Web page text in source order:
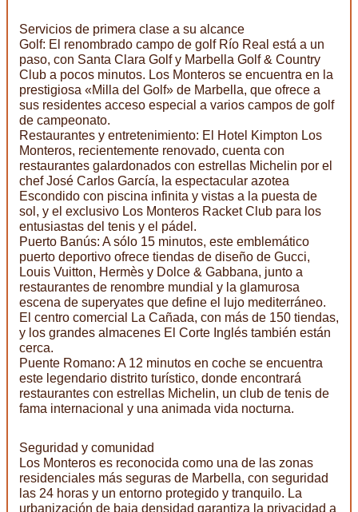
Servicios de primera clase a su alcance
Golf: El renombrado campo de golf Río Real está a un
paso, con Santa Clara Golf y Marbella Golf & Country
Club a pocos minutos. Los Monteros se encuentra en la
prestigiosa «Milla del Golf» de Marbella, que ofrece a
sus residentes acceso especial a varios campos de golf
de campeonato.
Restaurantes y entretenimiento: El Hotel Kimpton Los
Monteros, recientemente renovado, cuenta con
restaurantes galardonados con estrellas Michelin por el
chef José Carlos García, la espectacular azotea
Escondido con piscina infinita y vistas a la puesta de
sol, y el exclusivo Los Monteros Racket Club para los
entusiastas del tenis y el pádel.
Puerto Banús: A sólo 15 minutos, este emblemático
puerto deportivo ofrece tiendas de diseño de Gucci,
Louis Vuitton, Hermès y Dolce & Gabbana, junto a
restaurantes de renombre mundial y la glamurosa
escena de superyates que define el lujo mediterráneo.
El centro comercial La Cañada, con más de 150 tiendas,
y los grandes almacenes El Corte Inglés también están
cerca.
Puente Romano: A 12 minutos en coche se encuentra
este legendario distrito turístico, donde encontrará
restaurantes con estrellas Michelin, un club de tenis de
fama internacional y una animada vida nocturna.
Seguridad y comunidad
Los Monteros es reconocida como una de las zonas
residenciales más seguras de Marbella, con seguridad
las 24 horas y un entorno protegido y tranquilo. La
urbanización de baja densidad garantiza la privacidad a